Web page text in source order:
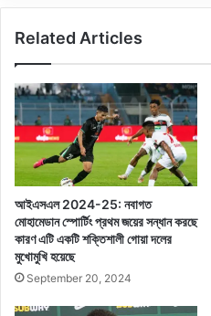
Related Articles
আইএসএল 2024-25: নবাগত
মোহামেডান স্পোর্টিং প্রথম জয়ের সন্ধান করছে
কারণ এটি একটি শক্তিশালী গোয়া দলের
মুখোমুখি হয়েছে
September 20, 2024